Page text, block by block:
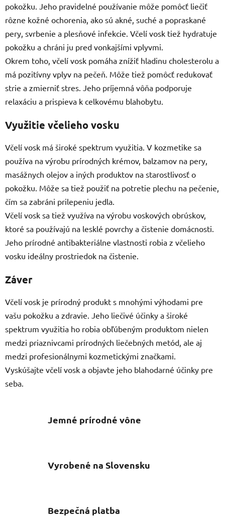
pokožku. Jeho pravidelné používanie môže pomôcť liečiť
rôzne kožné ochorenia, ako sú akné, suché a popraskané
pery, svrbenie a plesňové infekcie. Včelí vosk tiež hydratuje
pokožku a chráni ju pred vonkajšími vplyvmi.
Okrem toho, včelí vosk pomáha znížiť hladinu cholesterolu a
má pozitívny vplyv na pečeň. Môže tiež pomôcť redukovať
strie a zmierniť stres. Jeho príjemná vôňa podporuje
relaxáciu a prispieva k celkovému blahobytu.
Využitie včelieho vosku
Včelí vosk má široké spektrum využitia. V kozmetike sa
používa na výrobu prírodných krémov, balzamov na pery,
masážnych olejov a iných produktov na starostlivosť o
pokožku. Môže sa tiež použiť na potretie plechu na pečenie,
čím sa zabráni prilepeniu jedla.
Včelí vosk sa tiež využíva na výrobu voskových obrúskov,
ktoré sa používajú na lesklé povrchy a čistenie domácnosti.
Jeho prírodné antibakteriálne vlastnosti robia z včelieho
vosku ideálny prostriedok na čistenie.
Záver
Včelí vosk je prírodný produkt s mnohými výhodami pre
vašu pokožku a zdravie. Jeho liečivé účinky a široké
spektrum využitia ho robia obľúbeným produktom nielen
medzi priaznivcami prírodných liečebných metód, ale aj
medzi profesionálnymi kozmetickými značkami.
Vyskúšajte včelí vosk a objavte jeho blahodarné účinky pre
seba.
Jemné prírodné vône
Vyrobené na Slovensku
Bezpečná platba